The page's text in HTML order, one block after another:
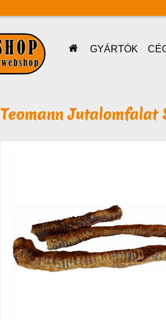
GYÁRTÓK
Teomann Jutalomfalat